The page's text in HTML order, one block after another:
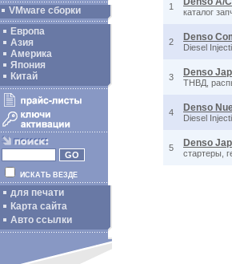
VMware сборки
Европа
Азия
Америка
Япония
Китай
ИСКАТЬ ВЕЗДЕ
для печати
Карта сайта
Авто ссылки
1
каталог
2 Denso
Diesel
3 Denso
ТНВД,
4 Denso
Diesel
5 Denso
стартеры,